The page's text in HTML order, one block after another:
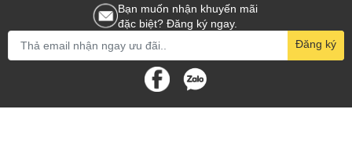
Bạn muốn nhận khuyến mãi
đặc biệt? Đăng ký ngay.
Đăng ký